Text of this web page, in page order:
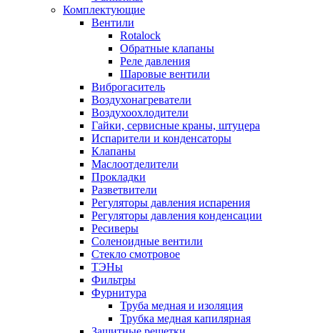
Комплектующие
Вентили
Rotalock
Обратные клапаны
Реле давления
Шаровые вентили
Виброгаситель
Воздухонагреватели
Воздухоохлодители
Гайки, сервисные краны, штуцера
Испарители и конденсаторы
Клапаны
Маслоотделители
Прокладки
Разветвители
Регуляторы давления испарения
Регуляторы давления конденсации
Ресиверы
Соленоидные вентили
Стекло смотровое
ТЭНы
Фильтры
Фурнитура
Труба медная и изоляция
Трубка медная капилярная